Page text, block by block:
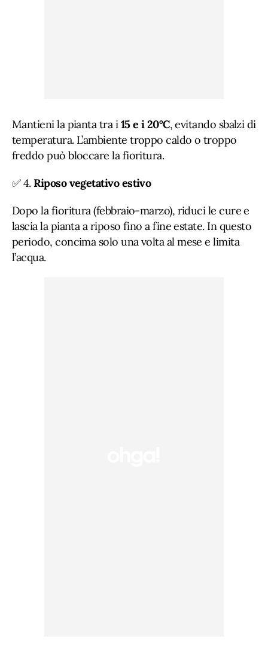
Mantieni la pianta tra i15 e i 20°C, evitando sbalzi di
temperatura. L’ambiente troppo caldo o troppo
freddo può bloccare la fioritura.
✅ 4.Riposo vegetativo estivo
Dopo la fioritura (febbraio-marzo), riduci le cure e
lascia la pianta a riposo fino a fine estate. In questo
periodo, concima solo una volta al mese e limita
l’acqua.